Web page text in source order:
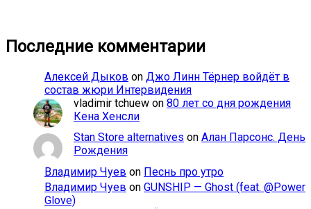
Последние комментарии
Алексей Дыков on Джо Линн Тёрнер войдёт в
состав жюри Интервидения
vladimir tchuew on 80 лет со дня рождения
Кена Хенсли
Stan Store alternatives on Алан Парсонс. День
Рождения
Владимир Чуев on Песнь про утро
Владимир Чуев on GUNSHIP — Ghost (feat. @Power
Glove)